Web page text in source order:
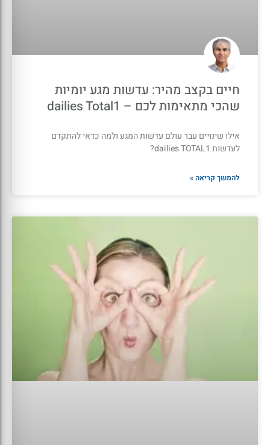
חיים בקצב מהיר: עדשות מגע יומיות
שהכי מתאימות לכם – dailies Total1
אילו שינויים עבר עולם עדשות המגע ולמה כדאי להתקדם
לעדשות dailies TOTAL1?
להמשך קריאה »